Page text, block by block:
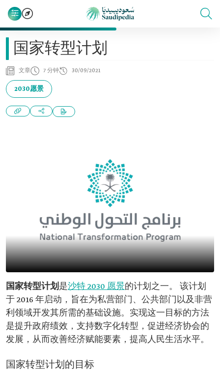
国家转型计划
文章 7 分钟 30/09/2021
2030愿景
国家转型计划是沙特 2030 愿景的计划之一。 该计划
于 2016 年启动，旨在为私营部门、公共部门以及非营
利领域开发其所需的基础设施。实现这一目标的方法
是提升政府绩效，支持数字化转型，促进经济协会的
发展，从而改善经济赋能要素，提高人民生活水平。
国家转型计划的目标